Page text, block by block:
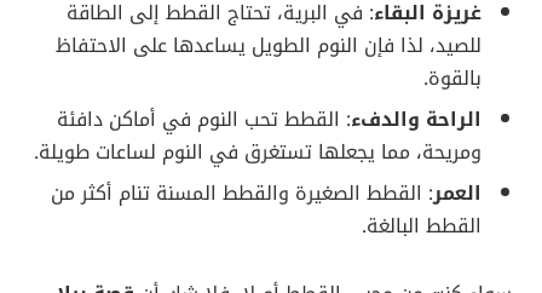
غريزة البقاء: في البرية، تحتاج القطط إلى الطاقة
للصيد، لذا فإن النوم الطويل يساعدها على الاحتفاظ
بالقوة.
الراحة والدفء: القطط تحب النوم في أماكن دافئة
ومريحة، مما يجعلها تستغرق في النوم لساعات طويلة.
العمر: القطط الصغيرة والقطط المسنة تنام أكثر من
القطط البالغة.